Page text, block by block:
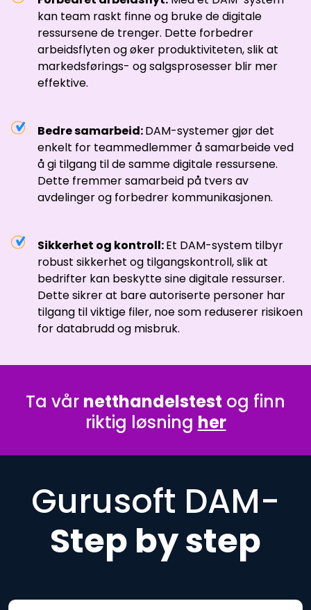
kan team raskt finne og bruke de digitale
ressursene de trenger. Dette forbedrer
arbeidsflyten og øker produktiviteten, slik at
markedsførings- og salgsprosesser blir mer
effektive.
Bedre samarbeid:DAM-systemer gjør det
enkelt for teammedlemmer å samarbeide ved
å gi tilgang til de samme digitale ressursene.
Dette fremmer samarbeid på tvers av
avdelinger og forbedrer kommunikasjonen.
Sikkerhet og kontroll:Et DAM-system tilbyr
robust sikkerhet og tilgangskontroll, slik at
bedrifter kan beskytte sine digitale ressurser.
Dette sikrer at bare autoriserte personer har
tilgang til viktige filer, noe som reduserer risikoen
for databrudd og misbruk.
Ta vår netthandelstest og finn
riktig løsning her
Gurusoft DAM-
Step by step